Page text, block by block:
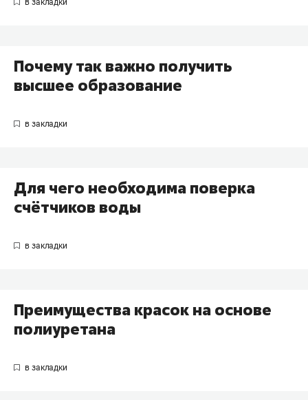
Почему так важно получить
высшее образование
Для чего необходима поверка
счётчиков воды
Преимущества красок на основе
полиуретана